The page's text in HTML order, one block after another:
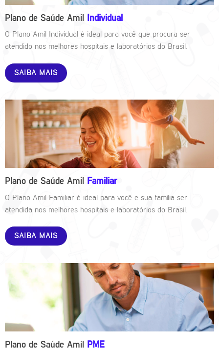
Plano de Saúde Amil Individual
O Plano Amil Individual é ideal para você que procura ser
atendido nos melhores hospitais e laboratórios do Brasil.
SAIBA MAIS
Plano de Saúde Amil Familiar
O Plano Amil Familiar é ideal para você e sua família ser
atendida nos melhores hospitais e laboratórios do Brasil.
SAIBA MAIS
Plano de Saúde Amil PME